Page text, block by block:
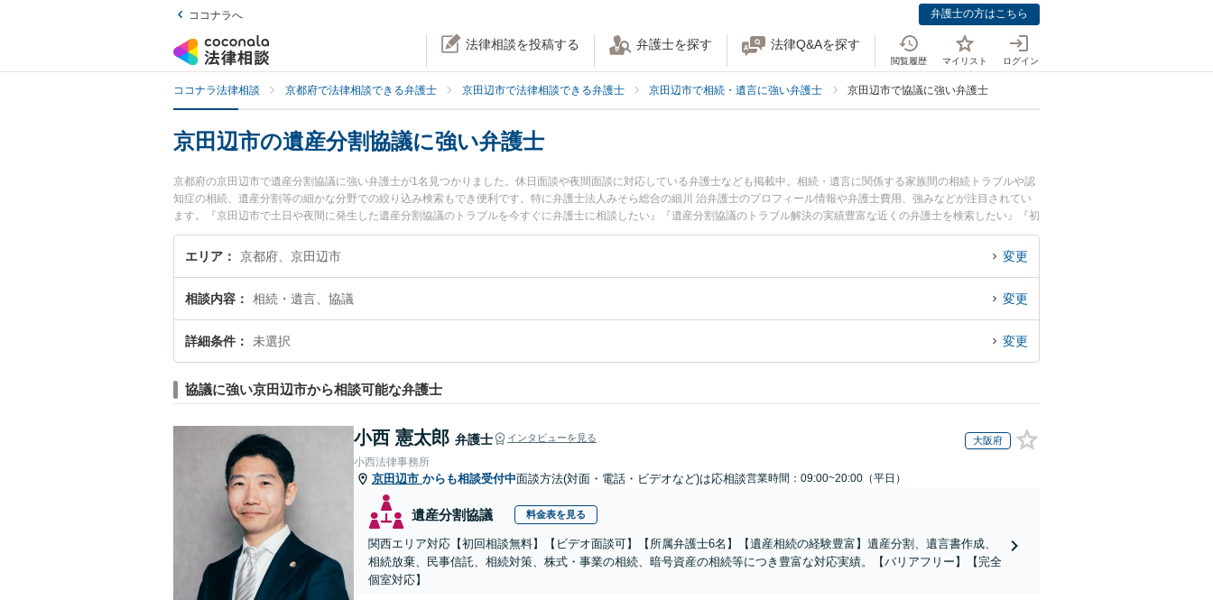
ココナラへ 弁護士の方はこちら
法律相談を投稿する 弁護士を探す 法律Q&Aを探す
閲覧履歴 マイリスト ログイン
ココナラ法律相談 京都府で法律相談できる弁護士 京田辺市で法律相談できる弁護士 京田辺市で相続・遺言に強い弁護士 京田辺市で協議に強い弁護士
京田辺市の遺産分割協議に強い弁護士
京都府の京田辺市で遺産分割協議に強い弁護士が1名見つかりました。休日面談や夜間面談に対応している弁護士なども掲載中。相続・遺言に関係する家族間の相続トラブルや認
知症の相続、遺産分割等の細かな分野での絞り込み検索もでき便利です。特に弁護士法人みそら総合の細川 治弁護士のプロフィール情報や弁護士費用、強みなどが注目されてい
ます。『京田辺市で土日や夜間に発生した遺産分割協議のトラブルを今すぐに弁護士に相談したい』『遺産分割協議のトラブル解決の実績豊富な近くの弁護士を検索したい』『初
回相談無料で遺産分割協議を法律相談できる京田辺市内の弁護士に相談予約したい』などでお困りの相談者さんにおすすめです。
エリア 京都府、京田辺市 変更
相談内容 相続・遺言、協議 変更
詳細条件 未選択 変更
協議に強い京田辺市から相談可能な弁護士
小西 憲太郎 弁護士 インタビューを見る 大阪府
小西法律事務所
京田辺市 からも相談受付中面談方法(対面・電話・ビデオなど)は応相談営業時間：09:00~20:00（平日）
遺産分割協議 料金表を見る
関西エリア対応【初回相談無料】【ビデオ面談可】【所属弁護士6名】【遺産相続の経験豊富】遺産分割、遺言書作成、
相続放棄、民事信託、相続対策、株式・事業の相続、暗号資産の相続等につき豊富な対応実績。【バリアフリー】【完全
個室対応】